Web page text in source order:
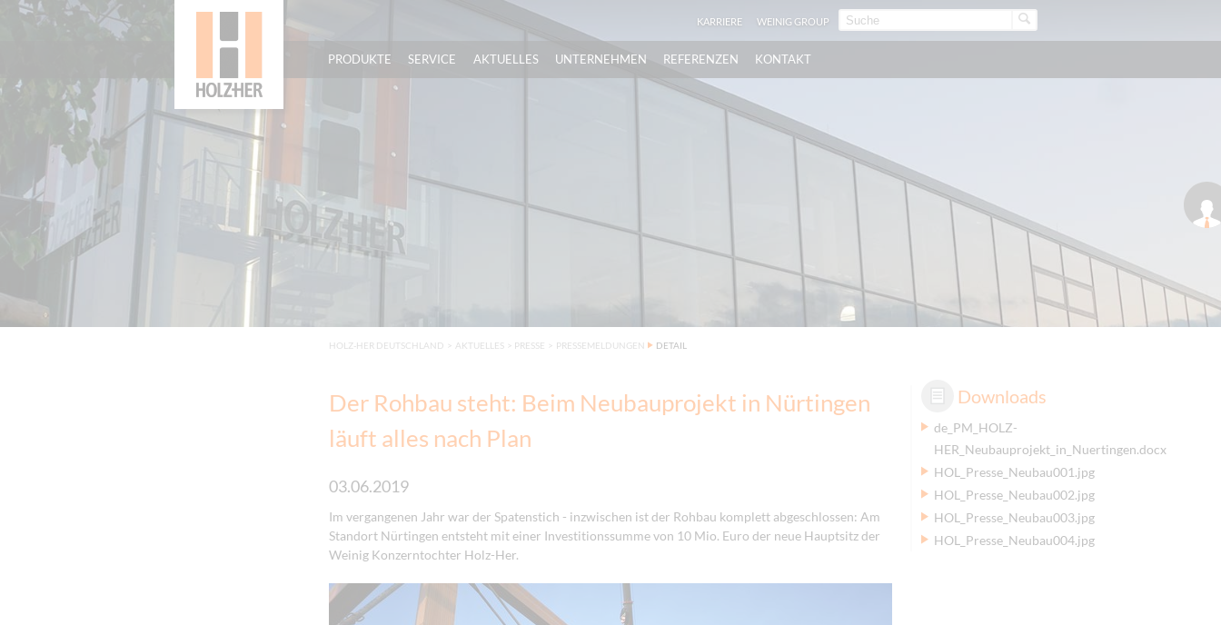
KARRIERE WEINIG GROUP
PRODUKTE SERVICE AKTUELLES UNTERNEHMEN REFERENZEN KONTAKT
HOLZ-HER DEUTSCHLAND > AKTUELLES > PRESSE > PRESSEMELDUNGEN DETAIL
Der Rohbau steht: Beim Neubauprojekt in Nürtingen
läuft alles nach Plan
03.06.2019
Im vergangenen Jahr war der Spatenstich - inzwischen ist der Rohbau komplett abgeschlossen: Am
Standort Nürtingen entsteht mit einer Investitionssumme von 10 Mio. Euro der neue Hauptsitz der
Weinig Konzerntochter Holz-Her.
Downloads
de_PM_HOLZ-
HER_Neubauprojekt_in_Nuertingen.docx
HOL_Presse_Neubau001.jpg
HOL_Presse_Neubau002.jpg
HOL_Presse_Neubau003.jpg
HOL_Presse_Neubau004.jpg